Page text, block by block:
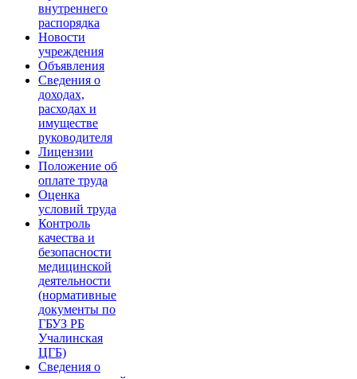
внутреннего
распорядка
Новости
учреждения
Объявления
Сведения о
доходах,
расходах и
имуществе
руководителя
Лицензии
Положение об
оплате труда
Оценка
условий труда
Контроль
качества и
безопасности
медицинской
деятельности
(нормативные
документы по
ГБУЗ РБ
Учалинская
ЦГБ)
Сведения о